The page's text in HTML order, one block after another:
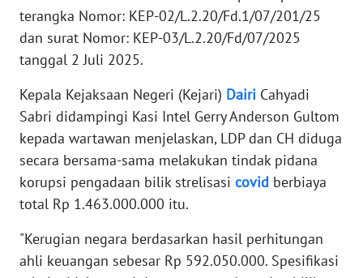
terangka Nomor: KEP-02/L.2.20/Fd.1/07/201/25
dan surat Nomor: KEP-03/L.2.20/Fd/07/2025
tanggal 2 Juli 2025.
Kepala Kejaksaan Negeri (Kejari) Dairi Cahyadi
Sabri didampingi Kasi Intel Gerry Anderson Gultom
kepada wartawan menjelaskan, LDP dan CH diduga
secara bersama-sama melakukan tindak pidana
korupsi pengadaan bilik strelisasi covid berbiaya
total Rp 1.463.000.000 itu.
"Kerugian negara berdasarkan hasil perhitungan
ahli keuangan sebesar Rp 592.050.000. Spesifikasi
RIAU
WN
SERAMBI
JAMBI
WN
WN